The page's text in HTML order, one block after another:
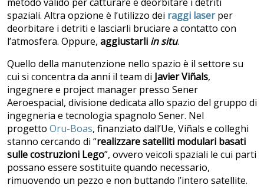
spaziali. Altra opzione è l’utilizzo dei raggi laserper
deorbitare i detriti e lasciarli bruciare a contatto con
l’atmosfera. Oppure, aggiustarli in situ.
Quello della manutenzione nello spazio è il settore su
cui si concentra da anni il team di Javier Viñals,
ingegnere e project manager presso Sener
Aeroespacial, divisione dedicata allo spazio del gruppo di
ingegneria e tecnologia spagnolo Sener. Nel
progetto Oru-Boas, finanziato dall’Ue, Viñals e colleghi
stanno cercando di “realizzare satelliti modulari basati
sulle costruzioni Lego”, ovvero veicoli spaziali le cui parti
possano essere sostituite quando necessario,
rimuovendo un pezzo e non buttando l’intero satellite.